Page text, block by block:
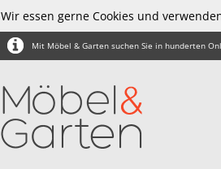
Wir essen gerne Cookies und
Mit Möbel & Garten suchen Sie in hunderten